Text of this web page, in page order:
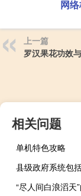
网络
上一篇
罗汉果花功效
相关问题
单机特色攻略
“尽人间白浪滔天